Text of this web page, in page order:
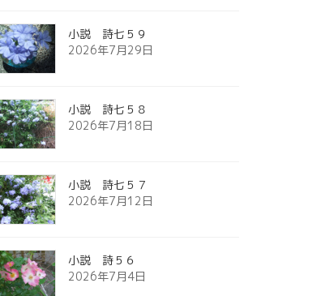
小説 詩七５９
2026年7月29日
小説 詩七５８
2026年7月18日
小説 詩七５７
2026年7月12日
小説 詩５６
2026年7月4日